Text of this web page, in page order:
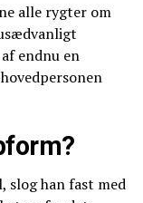
alle rygter om
endnu en
slog han fast med